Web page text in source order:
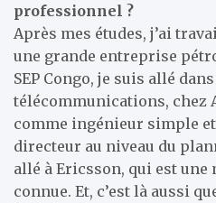
professionnel ?
Après mes études, j’ai
une grande entreprise
SEP Congo, je suis allé
télécommunications, chez
comme ingénieur simple et
directeur au niveau du
allé à Ericsson, qui est
connue. Et, c’est là aussi